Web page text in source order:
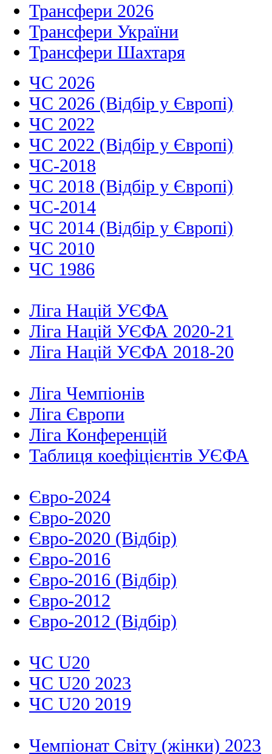
Трансфери 2026
Трансфери України
Трансфери Шахтаря
ЧС 2026
ЧС 2026 (Відбір у Європі)
ЧС 2022
ЧС 2022 (Відбір у Європі)
ЧС-2018
ЧС 2018 (Відбір у Європі)
ЧС-2014
ЧС 2014 (Відбір у Європі)
ЧС 2010
ЧС 1986
Ліга Націй УЄФА
Ліга Націй УЄФА 2020-21
Ліга Націй УЄФА 2018-20
Ліга Чемпіонів
Ліга Європи
Ліга Конференцій
Таблиця коефіцієнтів УЄФА
Євро-2024
Євро-2020
Євро-2020 (Відбір)
Євро-2016
Євро-2016 (Відбір)
Євро-2012
Євро-2012 (Відбір)
ЧС U20
ЧС U20 2023
ЧС U20 2019
Чемпіонат Світу (жінки) 2023